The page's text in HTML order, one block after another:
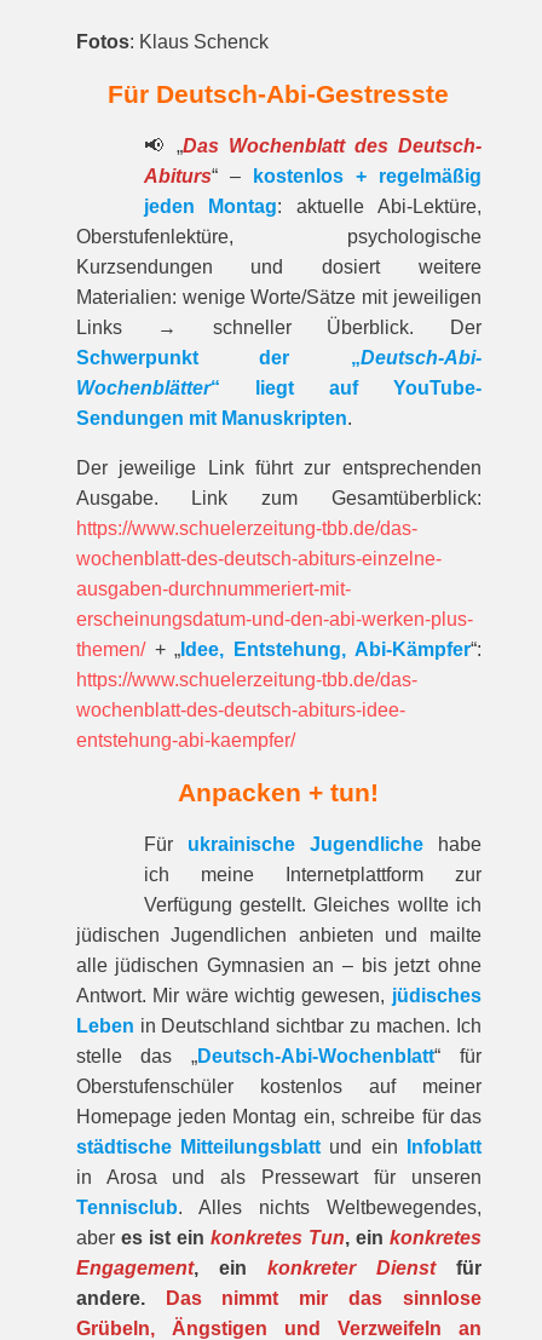
Fotos: Klaus Schenck
Für Deutsch-Abi-Gestresste
📢 „Das Wochenblatt des Deutsch-
Abiturs“ –
kostenlos + regelmäßig
jeden Montag: aktuelle Abi-Lektüre,
Oberstufenlektüre, psychologische
Kurzsendungen und dosiert weitere
Materialien: wenige Worte/Sätze mit jeweiligen
Links → schneller Überblick. Der
Schwerpunkt der „Deutsch-Abi-
Wochenblätter“ liegt auf YouTube-
Sendungen mit Manuskripten.
Der jeweilige Link führt zur entspre­chenden
Ausgabe. Link zum Gesamt­über­blick:
https://www.schuelerzeitung-tbb.de/das-
wochenblatt-des-deutsch-abiturs-einzelne-
ausgaben-durchnummeriert-mit-
erscheinungsdatum-und-den-abi-werken-plus-
themen/+ „ Idee, Entstehung, Abi-Kämpfer“:
https://www.schuelerzeitung-tbb.de/das-
wochenblatt-des-deutsch-abiturs-idee-
entstehung-abi-kaempfer/
Anpacken + tun!
Für ukrainische Jugendlichehabe
ich meine Internetplattform zur
Verfügung gestellt. Gleiches wollte ich
jüdischen Jugendlichen anbieten und mailte
alle jüdischen Gymnasien an – bis jetzt ohne
Antwort. Mir wäre wichtig gewesen, jüdisches
Leben in Deutschland sichtbar zu machen. Ich
stelle das „Deutsch-Abi-Wochenblatt“ für
Oberstufenschüler kostenlos auf meiner
Homepage jeden Montag ein, schreibe für das
städtische Mitteilungsblatt und ein
Infoblatt
in Arosa und als Pressewart für unseren
Tennisclub. Alles nichts Weltbewegendes,
aber es ist ein konkretes Tun, ein konkretes
Engagement, ein konkreter Dienstfür
andere.
Das nimmt mir das sinnlose
Grübeln, Ängstigen und Verzweifeln an